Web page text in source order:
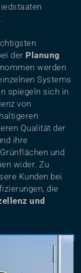
der Planung
werden
Systems
spiegeln sich in
von
Qualität der
ihre
und
wider. Zu
Kunden bei
die
und